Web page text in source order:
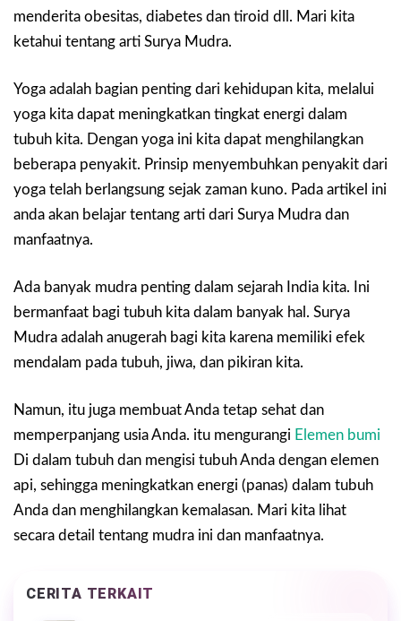
menderita obesitas, diabetes dan tiroid dll. Mari kita
ketahui tentang arti Surya Mudra.
Yoga adalah bagian penting dari kehidupan kita, melalui
yoga kita dapat meningkatkan tingkat energi dalam
tubuh kita. Dengan yoga ini kita dapat menghilangkan
beberapa penyakit. Prinsip menyembuhkan penyakit dari
yoga telah berlangsung sejak zaman kuno. Pada artikel ini
anda akan belajar tentang arti dari Surya Mudra dan
manfaatnya.
Ada banyak mudra penting dalam sejarah India kita. Ini
bermanfaat bagi tubuh kita dalam banyak hal. Surya
Mudra adalah anugerah bagi kita karena memiliki efek
mendalam pada tubuh, jiwa, dan pikiran kita.
Namun, itu juga membuat Anda tetap sehat dan
memperpanjang usia Anda. itu mengurangi Elemen bumi
Di dalam tubuh dan mengisi tubuh Anda dengan elemen
api, sehingga meningkatkan energi (panas) dalam tubuh
Anda dan menghilangkan kemalasan. Mari kita lihat
secara detail tentang mudra ini dan manfaatnya.
CERITA TERKAIT